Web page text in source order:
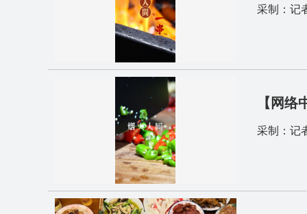
采制：记
【网
采制：记